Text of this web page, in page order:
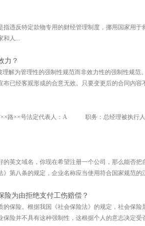
违反特定款物专用的财经管理制度，挪用国家用于
和人...
力？
解为管理性的强制性规范而非效力性的强制性规范
已经客观形成的合意无效。只要变更后的合同内容
××路××号法定代表人：A 职务：总经理被执行人
英文域名，你现在希望注册一个公司，那么能否把
第八条的规定，企业名称应当使用符合国家规范的
险为由拒绝支付工伤赔偿？
保险。根据我国《社会保险法》的规定，社会保险
险并不具有这种强制性，这根据个人的意志决定受